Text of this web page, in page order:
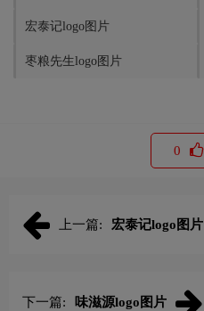
宏泰记logo图片
枣粮先生logo图片
0
上一篇: 宏泰记logo图片
下一篇: 味滋源logo图片